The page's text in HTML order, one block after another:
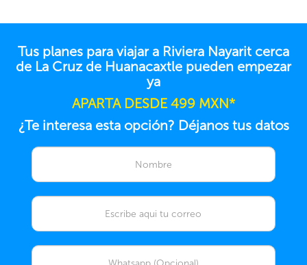
Tus planes para viajar a Riviera Nayarit cerca
de La Cruz de Huanacaxtle pueden empezar
ya
APARTA DESDE 499 MXN*
¿Te interesa esta opción? Déjanos tus datos